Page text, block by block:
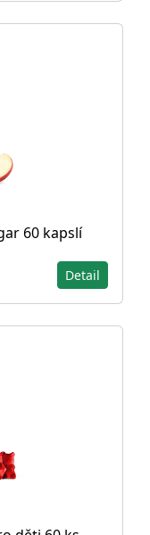
60 kapslí
Detail